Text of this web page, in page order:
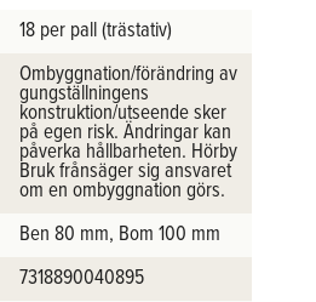
18 per pall (trästativ)
Ombyggnation/förändring av
gungställningens
konstruktion/utseende sker
på egen risk. Ändringar kan
påverka hållbarheten. Hörby
Bruk frånsäger sig ansvaret
om en ombyggnation görs.
Ben 80 mm, Bom 100 mm
7318890040895